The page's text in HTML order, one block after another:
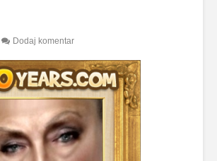
Dodaj komentar